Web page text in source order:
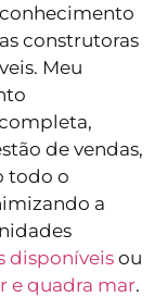
construtoras
Meu
de vendas,
todo o
a
disponíveisou
e quadra mar.